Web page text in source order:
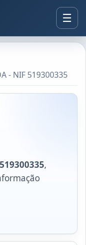
- NIF 519300335
519300335,